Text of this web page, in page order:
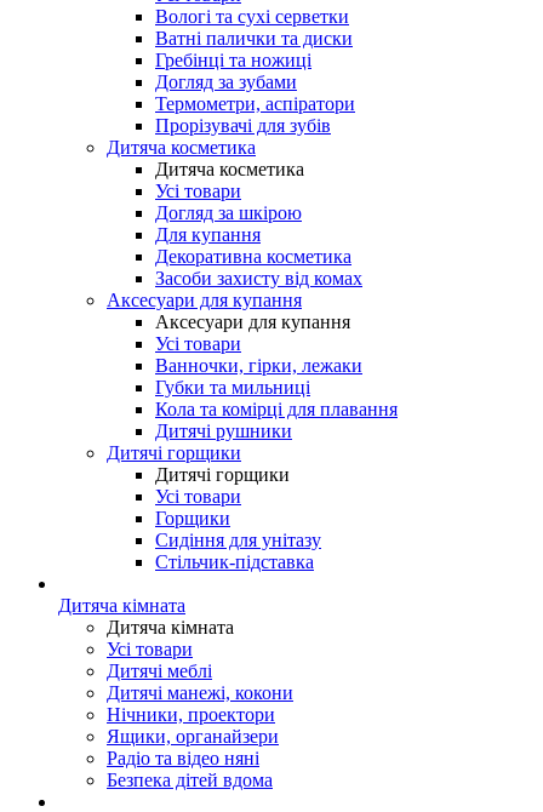
Вологі та сухі серветки
Ватні палички та диски
Гребінці та ножиці
Догляд за зубами
Термометри, аспіратори
Прорізувачі для зубів
Дитяча косметика
Дитяча косметика
Усі товари
Догляд за шкірою
Для купання
Декоративна косметика
Засоби захисту від комах
Аксесуари для купання
Аксесуари для купання
Усі товари
Ванночки, гірки, лежаки
Губки та мильниці
Кола та комірці для плавання
Дитячі рушники
Дитячі горщики
Дитячі горщики
Усі товари
Горщики
Сидіння для унітазу
Стільчик-підставка
Дитяча кімната
Дитяча кімната
Усі товари
Дитячі меблі
Дитячі манежі, кокони
Нічники, проектори
Ящики, органайзери
Радіо та відео няні
Безпека дітей вдома